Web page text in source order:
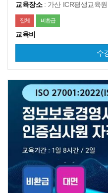
교육장소: 가산 ICR평생교육원
집체 비환급
교육비
수